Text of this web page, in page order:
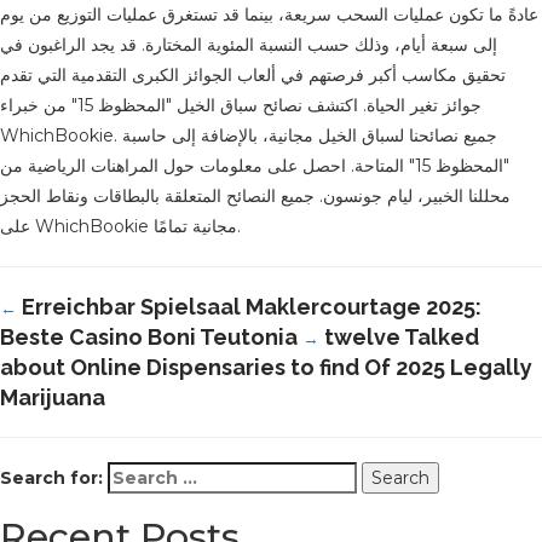
عادةً ما تكون عمليات السحب سريعة، بينما قد تستغرق عمليات التوزيع من يوم
إلى سبعة أيام، وذلك حسب النسبة المئوية المختارة. قد يجد الراغبون في
تحقيق مكاسب أكبر فرصتهم في ألعاب الجوائز الكبرى التقدمية التي تقدم
جوائز تغير الحياة. اكتشف نصائح سباق الخيل "المحظوظ 15" من خبراء
WhichBookie. جميع نصائحنا لسباق الخيل مجانية، بالإضافة إلى حاسبة
"المحظوظ 15" المتاحة. احصل على معلومات حول المراهنات الرياضية من
محللنا الخبير، ليام جونسون. جميع النصائح المتعلقة بالبطاقات ونقاط الحجز
على WhichBookie مجانية تمامًا.
← Erreichbar Spielsaal Maklercourtage 2025:
Beste Casino Boni Teutonia → twelve Talked
about Online Dispensaries to find Of 2025 Legally
Marijuana
Search for: